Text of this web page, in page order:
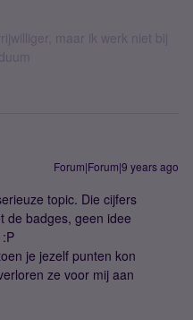
maar ik werk niet bij
Forum|Forum|9 years ago
topic. Die cijfers
de badges, geen idee
je jezelf punten kon
ze voor mij aan